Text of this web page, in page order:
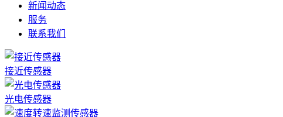
新闻动态
服务
联系我们
接近传感器
光电传感器